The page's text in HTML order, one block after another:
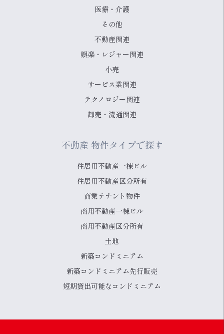
不動産 物件タイプで探す
住居用不動産一棟ビル
住居用不動産区分所有
商業テナント物件
商用不動産一棟ビル
商用不動産区分所有
土地
新築コンドミニアム
新築コンドミニアム先行販売
短期貸出可能なコンドミニアム
医療・介護
その他
不動産関連
娯楽・レジャー関連
小売
サービス業関連
テクノロジー関連
卸売・流通関連